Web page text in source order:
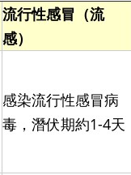
流行性感冒（流
感）
感染流行性感冒病
毒，潛伏期約1-4天